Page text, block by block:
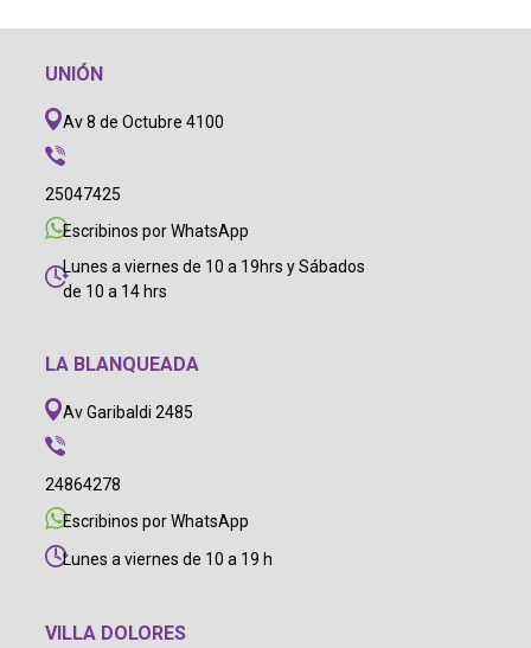
UNIÓN
Av 8 de Octubre 4100
25047425
Escribinos por WhatsApp
Lunes a viernes de 10 a 19hrs y Sábados
de 10 a 14 hrs
LA BLANQUEADA
Av Garibaldi 2485
24864278
Escribinos por WhatsApp
Lunes a viernes de 10 a 19 h
VILLA DOLORES